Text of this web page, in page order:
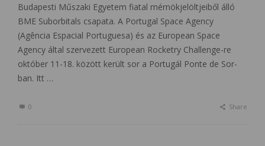
Budapesti Műszaki Egyetem fiatal mérnökjelöltjeiből álló
BME Suborbitals csapata. A Portugal Space Agency
(Agência Espacial Portuguesa) és az European Space
Agency által szervezett European Rocketry Challenge-re
október 11-18. között került sor a Portugál Ponte de Sor-
ban. Itt …
0 Share